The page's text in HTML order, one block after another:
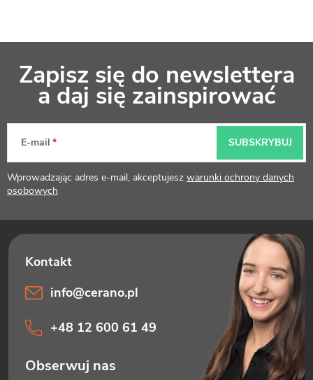
y
k
a
Zapisz się do newslettera
a daj się zainspirować
E-mail
Wprowadzając adres e-mail, akceptujesz warunki ochrony danych
osobowych
SUBSKRYBUJ
info@cerano.pl
+48 12 600 61 49